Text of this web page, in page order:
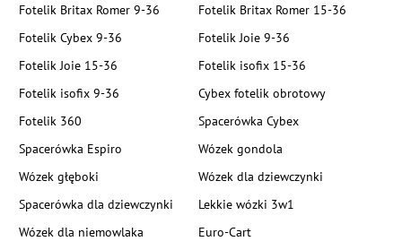
Fotelik Britax Romer 9-36
Fotelik Britax Romer 15-36
Fotelik Cybex 9-36
Fotelik Joie 9-36
Fotelik Joie 15-36
Fotelik isofix 15-36
Fotelik isofix 9-36
Cybex fotelik obrotowy
Fotelik 360
Spacerówka Cybex
Spacerówka Espiro
Wózek gondola
Wózek głęboki
Wózek dla dziewczynki
Spacerówka dla dziewczynki
Lekkie wózki 3w1
Wózek dla niemowlaka
Euro-Cart